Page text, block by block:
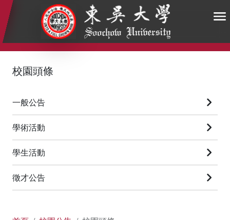
:::
校園頭條
一般公告
學術活動
學生活動
徵才公告